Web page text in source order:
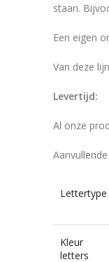
staan.
Een eigen
Van deze
Levertijd:
Al onze
Lettertype
Kleur
letters